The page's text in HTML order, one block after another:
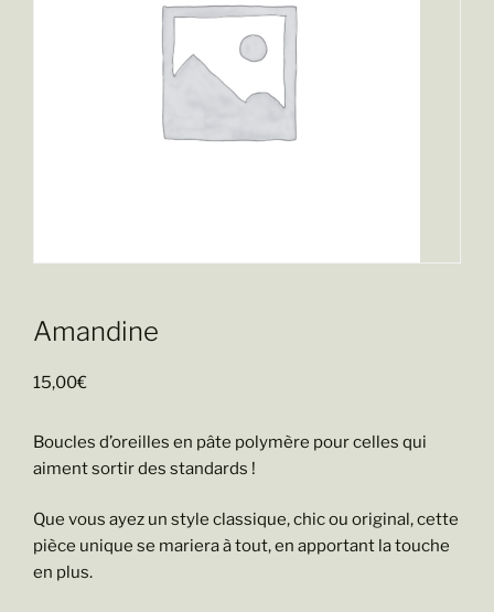
Amandine
15,00€
Boucles d’oreilles en pâte polymère pour celles qui
aiment sortir des standards !
Que vous ayez un style classique, chic ou original, cette
pièce unique se mariera à tout, en apportant la touche
en plus.